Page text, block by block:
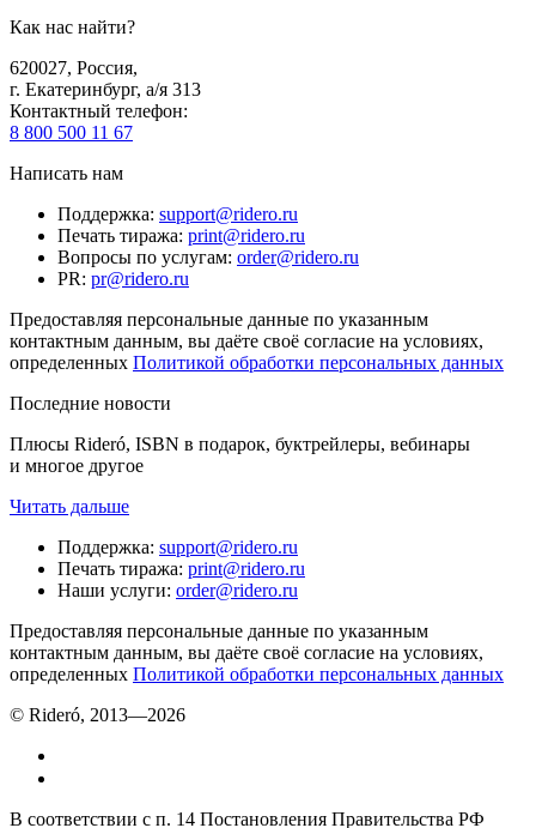
Как нас найти?
620027, Россия,
г. Екатеринбург, а/я 313
Контактный телефон:
8 800 500 11 67
Написать нам
Поддержка: support@ridero.ru
Печать тиража: print@ridero.ru
Вопросы по услугам: order@ridero.ru
PR: pr@ridero.ru
Предоставляя персональные данные по указанным
контактным данным, вы даёте своё согласие на условиях,
определенных Политикой обработки персональных данных
Последние новости
Плюсы Rideró, ISBN в подарок, буктрейлеры, вебинары
и многое другое
Читать дальше
Поддержка: support@ridero.ru
Печать тиража: print@ridero.ru
Наши услуги: order@ridero.ru
Предоставляя персональные данные по указанным
контактным данным, вы даёте своё согласие на условиях,
определенных Политикой обработки персональных данных
© Rideró, 2013—2026
В соответствии с п. 14 Постановления Правительства РФ